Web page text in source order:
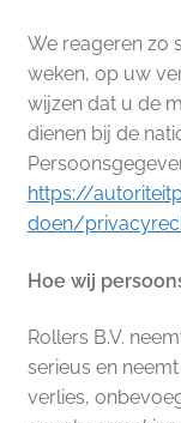
We reageren zo
weken, op uw
wijzen dat u de
dienen bij de
https://
doen/
Hoe wij
Rollers B.V.
serieus en
verlies,